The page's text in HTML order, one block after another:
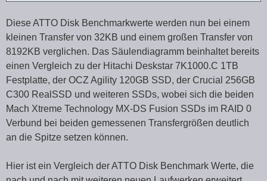
Diese ATTO Disk Benchmarkwerte werden nun bei einem
kleinen Transfer von 32KB und einem großen Transfer von
8192KB verglichen. Das Säulendiagramm beinhaltet bereits
einen Vergleich zu der Hitachi Deskstar 7K1000.C 1TB
Festplatte, der OCZ Agility 120GB SSD, der Crucial 256GB
C300 RealSSD und weiteren SSDs, wobei sich die beiden
Mach Xtreme Technology MX-DS Fusion SSDs im RAID 0
Verbund bei beiden gemessenen Transfergrößen deutlich
an die Spitze setzen können.
Hier ist ein Vergleich der ATTO Disk Benchmark Werte, die